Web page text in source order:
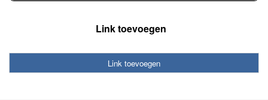
Link toevoegen
Link toevoegen